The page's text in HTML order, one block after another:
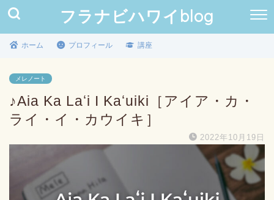
フラナビハワイblog
ホーム プロフィール 講座
メレノート
♪Aia Ka Laʻi I Kaʻuiki［アイア・カ・
ライ・イ・カウイキ］
2022年10月19日